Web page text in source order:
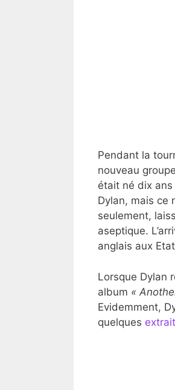
Pendant la
nouveau
était né dix
Dylan, mais ce
seulement,
aseptique.
anglais aux
Lorsque Dylan
album «
Evidemment,
quelques